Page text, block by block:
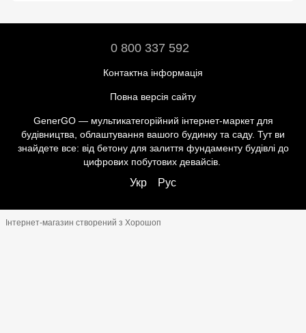
0 800 337 592
Контактна інформація
Повна версія сайту
GenerGO — мультикатегорійний інтернет-маркет для
будівництва, облаштування вашого будинку та саду. Тут ви
знайдете все: від бетону для залиття фундаменту будівлі до
цифрових побутових девайсів.
Укр Рус
Інтернет-магазин створений з Хорошоп